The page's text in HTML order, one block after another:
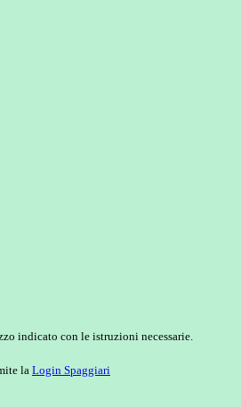
indicato con le istruzioni necessarie.
la Login Spaggiari